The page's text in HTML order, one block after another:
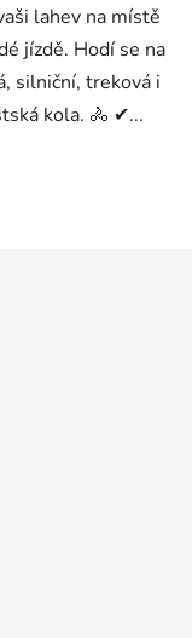
lahev na místě
jízdě. Hodí se na
silniční, treková i
kola. 🚴 ✔...